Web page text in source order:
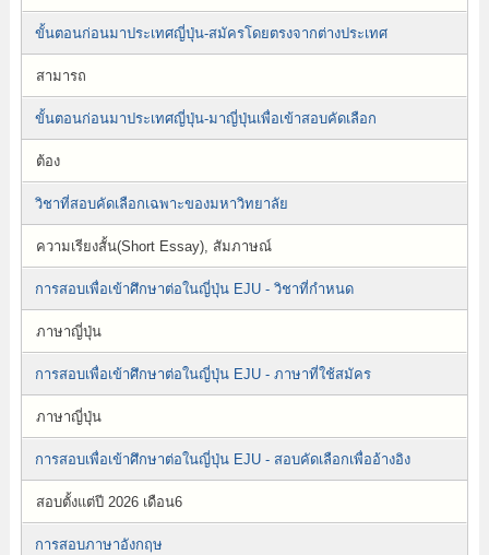
ขั้นตอนก่อนมาประเทศญี่ปุ่น-สมัครโดยตรงจากต่างประเทศ
สามารถ
ขั้นตอนก่อนมาประเทศญี่ปุ่น-มาญี่ปุ่นเพื่อเข้าสอบคัดเลือก
ต้อง
วิชาที่สอบคัดเลือกเฉพาะของมหาวิทยาลัย
ความเรียงสั้น(Short Essay), สัมภาษณ์
การสอบเพื่อเข้าศึกษาต่อในญี่ปุ่น EJU - วิชาที่กำหนด
ภาษาญี่ปุ่น
การสอบเพื่อเข้าศึกษาต่อในญี่ปุ่น EJU - ภาษาที่ใช้สมัคร
ภาษาญี่ปุ่น
การสอบเพื่อเข้าศึกษาต่อในญี่ปุ่น EJU - สอบคัดเลือกเพื่ออ้างอิง
สอบตั้งแต่ปี 2026 เดือน6
การสอบภาษาอังกฤษ